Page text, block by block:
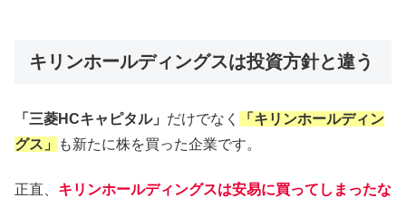
キリンホールディングスは投資方針と違う
「三菱HCキャピタル」 だけでなく
「キリンホールディン
グス」
も新たに株を買った企業です。
正直、 キリンホールディングスは安易に買ってしまったな